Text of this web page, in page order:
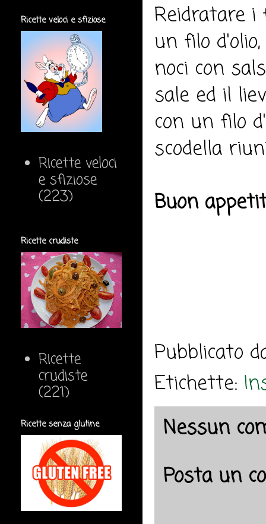
Reidratare i
un filo
noci con
sale ed il
con un filo
scodella
Buon
Pubblicato
Etichette:
Nessun
Posta un
Ricette veloci e sfiziose
Ricette veloci
e sfiziose
(223)
Ricette crudiste
Ricette
crudiste
(221)
Ricette senza glutine